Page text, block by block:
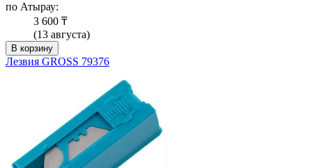
по Атырау:
3 600 ₸
(13 августа)
В корзину
Лезвия GROSS 79376